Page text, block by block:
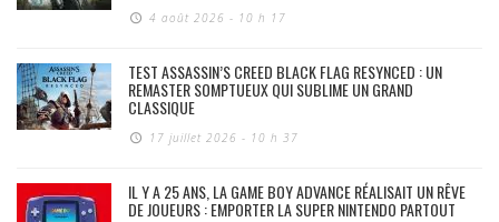
4 août 2026 - 10 h 17
TEST ASSASSIN’S CREED BLACK FLAG RESYNCED : UN
REMASTER SOMPTUEUX QUI SUBLIME UN GRAND
CLASSIQUE
17 juillet 2026 - 10 h 37
IL Y A 25 ANS, LA GAME BOY ADVANCE RÉALISAIT UN RÊVE
DE JOUEURS : EMPORTER LA SUPER NINTENDO PARTOUT